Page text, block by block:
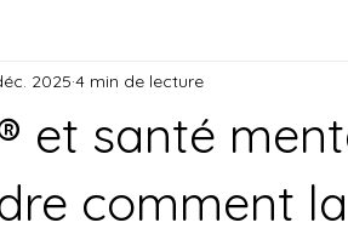
et santé
comment
2025 4 min de lecture